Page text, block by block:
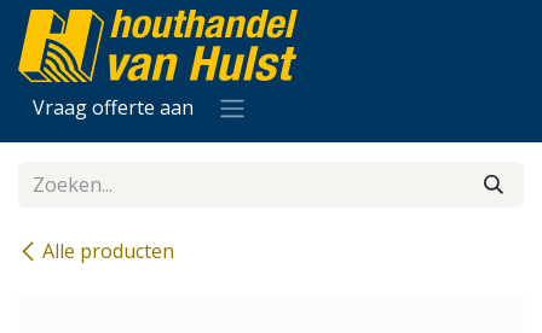
Overslaan naar inhoud
Vraag offerte aan
Alle producten